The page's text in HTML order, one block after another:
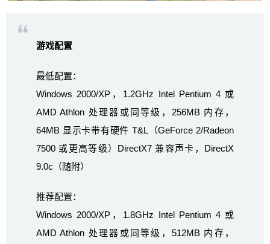
游戏配置
最低配置：
Windows 2000/XP，1.2GHz Intel Pentium 4 或
AMD Athlon 处理器或同等级，256MB 内存，
64MB 显示卡带有硬件 T&L（GeForce 2/Radeon
7500 或更高等级）DirectX7 兼容声卡，DirectX
9.0c（随附）
推荐配置：
Windows 2000/XP，1.8GHz Intel Pentium 4 或
AMD Athlon 处理器或同等级，512MB 内存，